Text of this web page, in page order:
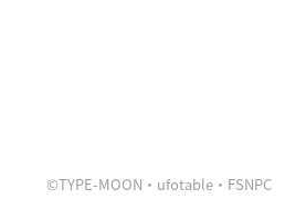
©TYPE-MOON・ufotable・FSNPC